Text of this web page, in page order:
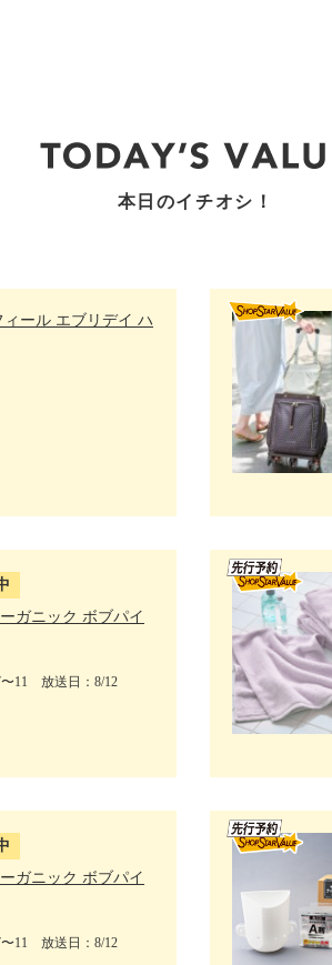
本日のイチオシ！
ール エブリデイ ハ
ガニック ボブパイ
〜11 放送日：8/12
ガニック ボブパイ
〜11 放送日：8/12